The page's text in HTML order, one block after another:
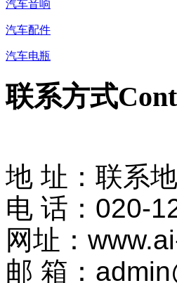
汽车音响
汽车配件
汽车电瓶
联系方式
地 址：联系
电 话：020-
网址：
邮 箱：